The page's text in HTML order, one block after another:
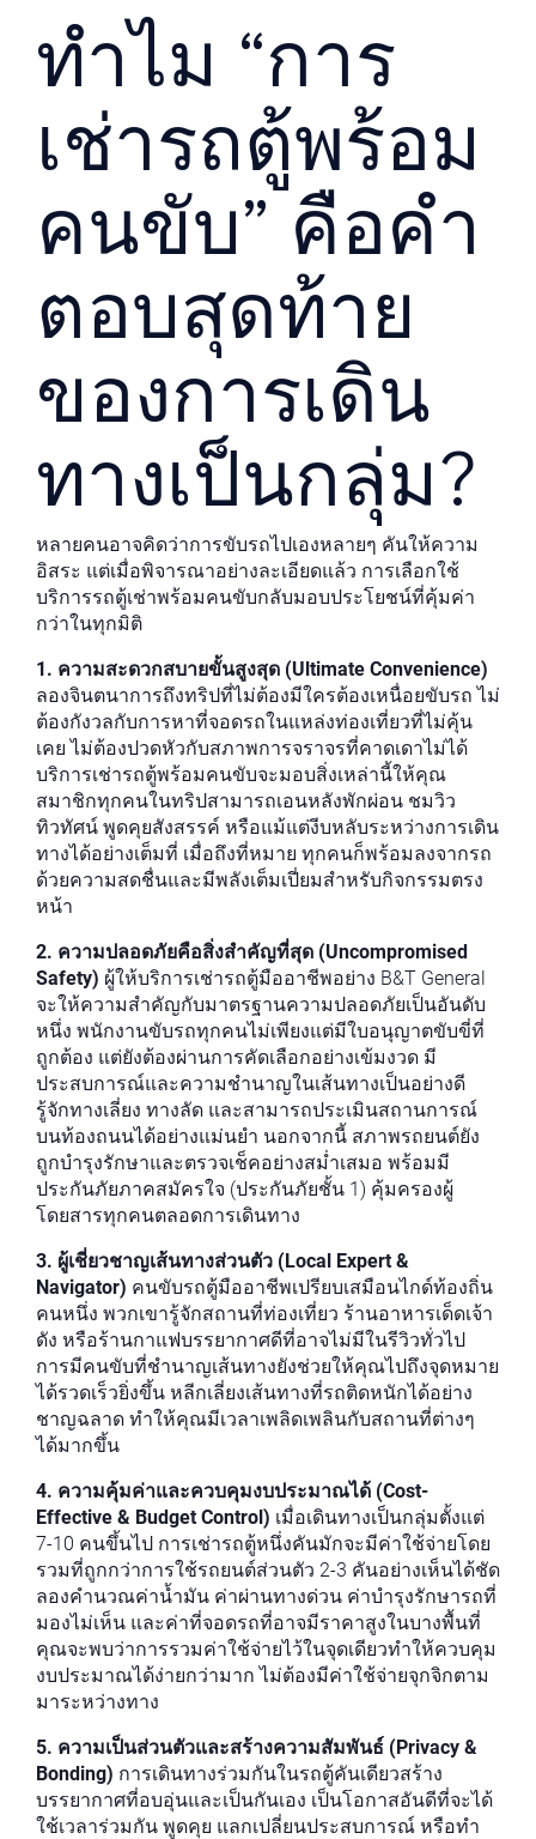
ทำไม “การ
เช่ารถตู้พร้อม
คนขับ” คือคำ
ตอบสุดท้าย
ของการเดิน
ทางเป็นกลุ่ม?
หลายคนอาจคิดว่าการขับรถไปเองหลายๆ คันให้ความ
อิสระ แต่เมื่อพิจารณาอย่างละเอียดแล้ว การเลือกใช้
บริการรถตู้เช่าพร้อมคนขับกลับมอบประโยชน์ที่คุ้มค่า
กว่าในทุกมิติ
1. ความสะดวกสบายขั้นสูงสุด (Ultimate Convenience)
ลองจินตนาการถึงทริปที่ไม่ต้องมีใครต้องเหนื่อยขับรถ ไม่
ต้องกังวลกับการหาที่จอดรถในแหล่งท่องเที่ยวที่ไม่คุ้น
เคย ไม่ต้องปวดหัวกับสภาพการจราจรที่คาดเดาไม่ได้
บริการเช่ารถตู้พร้อมคนขับจะมอบสิ่งเหล่านี้ให้คุณ
สมาชิกทุกคนในทริปสามารถเอนหลังพักผ่อน ชมวิว
ทิวทัศน์ พูดคุยสังสรรค์ หรือแม้แต่งีบหลับระหว่างการเดิน
ทางได้อย่างเต็มที่ เมื่อถึงที่หมาย ทุกคนก็พร้อมลงจากรถ
ด้วยความสดชื่นและมีพลังเต็มเปี่ยมสำหรับกิจกรรมตรง
หน้า
2. ความปลอดภัยคือสิ่งสำคัญที่สุด (Uncompromised
Safety) ผู้ให้บริการเช่ารถตู้มืออาชีพอย่าง B&T General
จะให้ความสำคัญกับมาตรฐานความปลอดภัยเป็นอันดับ
หนึ่ง พนักงานขับรถทุกคนไม่เพียงแต่มีใบอนุญาตขับขี่ที่
ถูกต้อง แต่ยังต้องผ่านการคัดเลือกอย่างเข้มงวด มี
ประสบการณ์และความชำนาญในเส้นทางเป็นอย่างดี
รู้จักทางเลี่ยง ทางลัด และสามารถประเมินสถานการณ์
บนท้องถนนได้อย่างแม่นยำ นอกจากนี้ สภาพรถยนต์ยัง
ถูกบำรุงรักษาและตรวจเช็คอย่างสม่ำเสมอ พร้อมมี
ประกันภัยภาคสมัครใจ (ประกันภัยชั้น 1) คุ้มครองผู้
โดยสารทุกคนตลอดการเดินทาง
3. ผู้เชี่ยวชาญเส้นทางส่วนตัว (Local Expert &
Navigator) คนขับรถตู้มืออาชีพเปรียบเสมือนไกด์ท้องถิ่น
คนหนึ่ง พวกเขารู้จักสถานที่ท่องเที่ยว ร้านอาหารเด็ดเจ้า
ดัง หรือร้านกาแฟบรรยากาศดีที่อาจไม่มีในรีวิวทั่วไป
การมีคนขับที่ชำนาญเส้นทางยังช่วยให้คุณไปถึงจุดหมาย
ได้รวดเร็วยิ่งขึ้น หลีกเลี่ยงเส้นทางที่รถติดหนักได้อย่าง
ชาญฉลาด ทำให้คุณมีเวลาเพลิดเพลินกับสถานที่ต่างๆ
ได้มากขึ้น
4. ความคุ้มค่าและควบคุมงบประมาณได้ (Cost-
Effective & Budget Control) เมื่อเดินทางเป็นกลุ่มตั้งแต่
7-10 คนขึ้นไป การเช่ารถตู้หนึ่งคันมักจะมีค่าใช้จ่ายโดย
รวมที่ถูกกว่าการใช้รถยนต์ส่วนตัว 2-3 คันอย่างเห็นได้ชัด
ลองคำนวณค่าน้ำมัน ค่าผ่านทางด่วน ค่าบำรุงรักษารถที่
มองไม่เห็น และค่าที่จอดรถที่อาจมีราคาสูงในบางพื้นที่
คุณจะพบว่าการรวมค่าใช้จ่ายไว้ในจุดเดียวทำให้ควบคุม
งบประมาณได้ง่ายกว่ามาก ไม่ต้องมีค่าใช้จ่ายจุกจิกตาม
มาระหว่างทาง
5. ความเป็นส่วนตัวและสร้างความสัมพันธ์ (Privacy &
Bonding) การเดินทางร่วมกันในรถตู้คันเดียวสร้าง
บรรยากาศที่อบอุ่นและเป็นกันเอง เป็นโอกาสอันดีที่จะได้
ใช้เวลาร่วมกัน พูดคุย แลกเปลี่ยนประสบการณ์ หรือทำ